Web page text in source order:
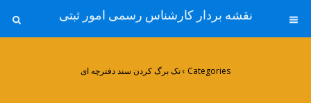
نقشه بردار کارشناس رسمی امور ثبتی
Categories › تک برگ کردن سند دفترچه ای